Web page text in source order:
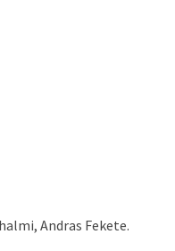
Andras Fekete.